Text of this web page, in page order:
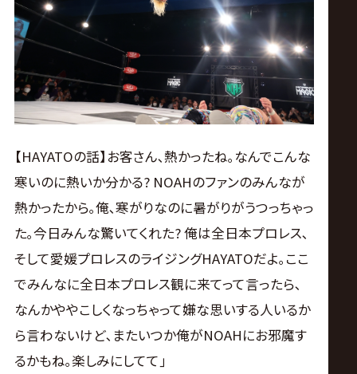
【HAYATOの話】お客さん､熱かったね｡なんでこんな
寒いのに熱いか分かる? NOAHのファンのみんなが
熱かったから｡俺､寒がりなのに暑がりがうつっちゃっ
た｡今日みんな驚いてくれた? 俺は全日本プロレス､
そして愛媛プロレスのライジングHAYATOだよ｡ここ
でみんなに全日本プロレス観に来てって言ったら､
なんかややこしくなっちゃって嫌な思いする人いるか
ら言わないけど､またいつか俺がNOAHにお邪魔す
るかもね｡楽しみにしてて｣